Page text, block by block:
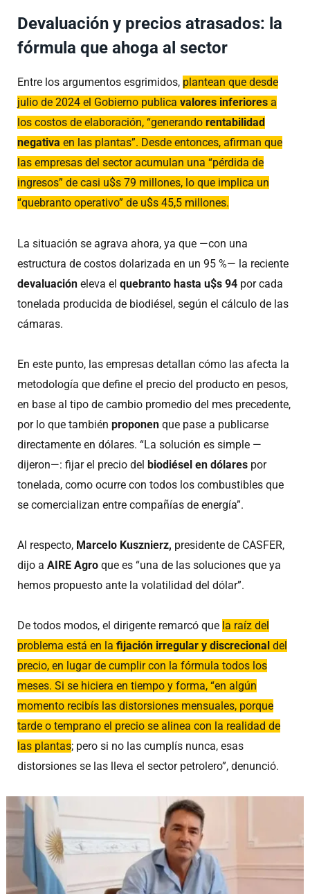
Devaluación y precios atrasados: la
fórmula que ahoga al sector
Entre los argumentos esgrimidos, plantean que desde
julio de 2024 el Gobierno publica valores inferiores a
los costos de elaboración, “generando rentabilidad
negativa en las plantas”. Desde entonces, afirman que
las empresas del sector acumulan una “pérdida de
ingresos” de casi u$s 79 millones, lo que implica un
“quebranto operativo” de u$s 45,5 millones.
La situación se agrava ahora, ya que —con una
estructura de costos dolarizada en un 95 %— la reciente
devaluación eleva el quebranto hasta u$s 94 por cada
tonelada producida de biodiésel, según el cálculo de las
cámaras.
En este punto, las empresas detallan cómo las afecta la
metodología que define el precio del producto en pesos,
en base al tipo de cambio promedio del mes precedente,
por lo que también proponen que pase a publicarse
directamente en dólares. “La solución es simple —
dijeron—: fijar el precio del biodiésel en dólares por
tonelada, como ocurre con todos los combustibles que
se comercializan entre compañías de energía”.
Al respecto, Marcelo Kusznierz, presidente de CASFER,
dijo a AIRE Agro que es “una de las soluciones que ya
hemos propuesto ante la volatilidad del dólar”.
De todos modos, el dirigente remarcó que la raíz del
problema está en la fijación irregular y discrecional del
precio, en lugar de cumplir con la fórmula todos los
meses. Si se hiciera en tiempo y forma, “en algún
momento recibís las distorsiones mensuales, porque
tarde o temprano el precio se alinea con la realidad de
las plantas; pero si no las cumplís nunca, esas
distorsiones se las lleva el sector petrolero”, denunció.